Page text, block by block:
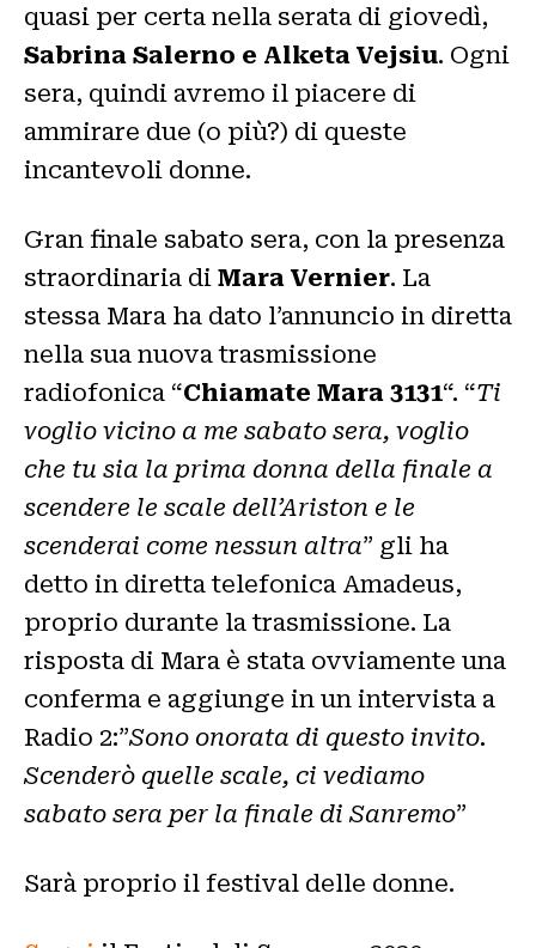
quasi per certa nella serata di giovedì,
Sabrina Salerno e Alketa Vejsiu. Ogni
sera, quindi avremo il piacere di
ammirare due (o più?) di queste
incantevoli donne.
Gran finale sabato sera, con la presenza
straordinaria di Mara Vernier. La
stessa Mara ha dato l’annuncio in diretta
nella sua nuova trasmissione
radiofonica “Chiamate Mara 3131“. “Ti
voglio vicino a me sabato sera, voglio
che tu sia la prima donna della finale a
scendere le scale dell’Ariston e le
scenderai come nessun altra” gli ha
detto in diretta telefonica Amadeus,
proprio durante la trasmissione. La
risposta di Mara è stata ovviamente una
conferma e aggiunge in un intervista a
Radio 2:”Sono onorata di questo invito.
Scenderò quelle scale, ci vediamo
sabato sera per la finale di Sanremo”
Sarà proprio il festival delle donne.